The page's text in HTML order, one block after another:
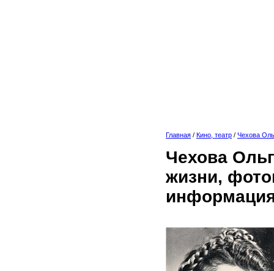
Главная / Кино, театр / Чехова
Чехова
жизни,